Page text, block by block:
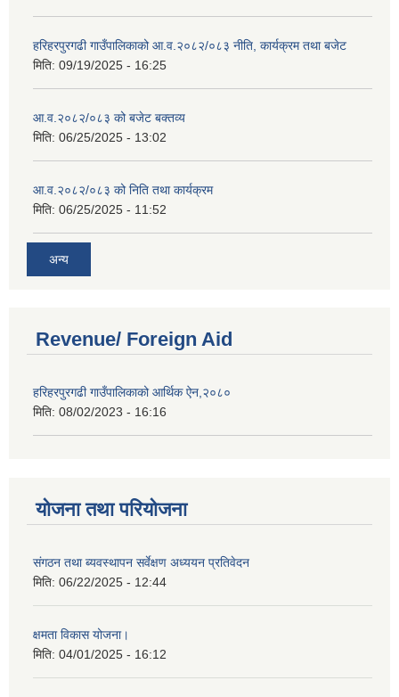
हरिहरपुरगढी गाउँपालिकाको आ.व.२०८२/०८३ नीति, कार्यक्रम तथा बजेट
मिति: 09/19/2025 - 16:25
आ.व.२०८२/०८३ को बजेट बक्तव्य
मिति: 06/25/2025 - 13:02
आ.व.२०८२/०८३ को निति तथा कार्यक्रम
मिति: 06/25/2025 - 11:52
अन्य
Revenue/ Foreign Aid
हरिहरपुरगढी गाउँपालिकाको आर्थिक ऐन,२०८०
मिति: 08/02/2023 - 16:16
योजना तथा परियोजना
संगठन तथा ब्यवस्थापन सर्वेक्षण अध्ययन प्रतिवेदन
मिति: 06/22/2025 - 12:44
क्षमता विकास योजना।
मिति: 04/01/2025 - 16:12